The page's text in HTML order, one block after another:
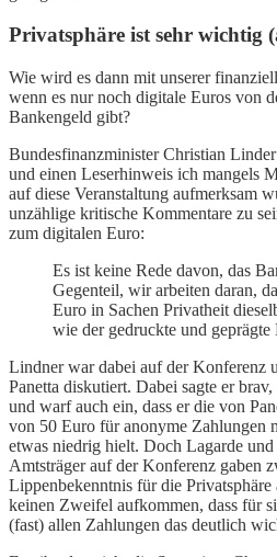
Privatsphäre ist sehr wichtig
Wie wird es dann mit unserer
wenn es nur noch digitale Euros von
Bankengeld gibt?
Bundesfinanzminister Christian
und einen Leserhinweis ich mangels
auf diese Veranstaltung aufmerksam
unzählige kritische Kommentare zu
zum digitalen Euro:
Es ist keine Rede davon, das
Gegenteil, wir arbeiten daran,
Euro in Sachen Privatheit
wie der gedruckte und
Lindner war dabei auf der Konferenz
Panetta diskutiert. Dabei sagte er
und warf auch ein, dass er die von
von 50 Euro für anonyme Zahlungen
etwas niedrig hielt. Doch Lagarde und
Amtsträger auf der Konferenz gaben
Lippenbekenntnis für die
keinen Zweifel aufkommen, dass für
(fast) allen Zahlungen das deutlich